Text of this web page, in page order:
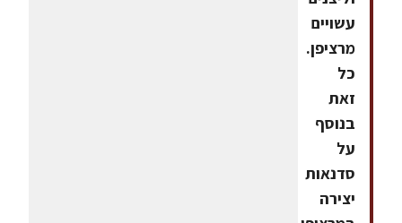
עשויים
מרציפן.
כל
זאת
בנוסף
על
סדנאות
יצירה